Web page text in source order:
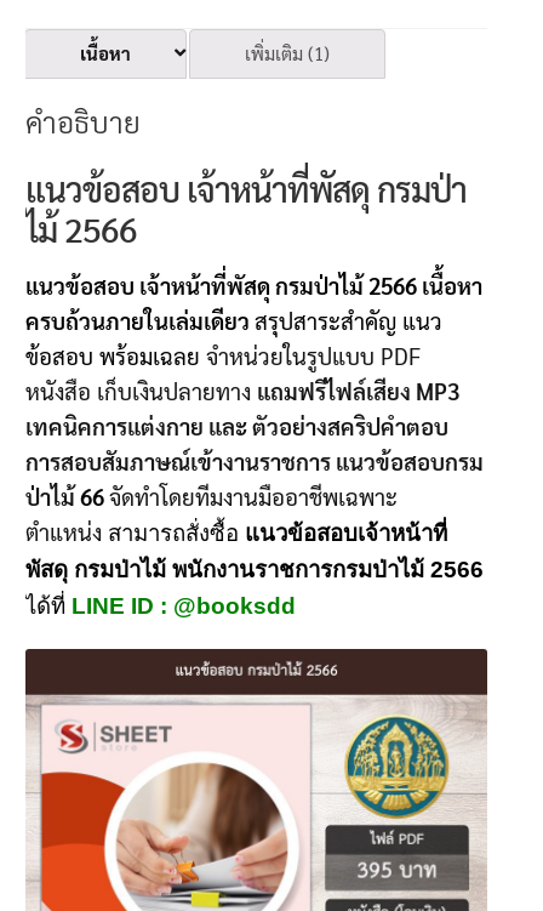
เนื้อหา เพิ่มเติม (1)
คำอธิบาย
แนวข้อสอบ เจ้าหน้าที่พัสดุ กรมป่า
ไม้ 2566
แนวข้อสอบ เจ้าหน้าที่พัสดุ กรมป่าไม้ 2566 เนื้อหา
ครบถ้วนภายในเล่มเดียวสรุปสาระสำคัญ แนว
ข้อสอบ พร้อมเฉลย จำหน่วยในรูปแบบ PDF
หนังสือ เก็บเงินปลายทาง แถมฟรีไฟล์เสียง MP3
เทคนิคการแต่งกาย และ ตัวอย่างสคริปคำตอบ
การสอบสัมภาษณ์เข้างานราชการ แนวข้อสอบกรม
ป่าไม้66จัดทำโดยทีมงานมืออาชีพเฉพาะ
ตำแหน่ง สามารถสั่งซื้อ แนวข้อสอบเจ้าหน้าที่
พัสดุ กรมป่าไม้ พนักงานราชการกรมป่าไม้ 2566
ได้ที่ LINE ID : @booksdd